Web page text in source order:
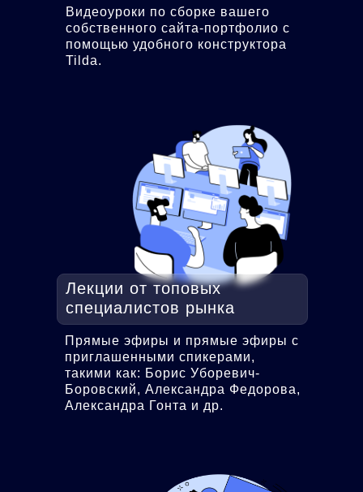
Видеоуроки по сборке вашего
собственного сайта-портфолио с
помощью удобного конструктора
Tilda.
Лекции от топовых
специалистов рынка
Прямые эфиры и прямые эфиры с
приглашенными спикерами,
такими как: Борис Уборевич-
Боровский, Александра Федорова,
Александра Гонта и др.